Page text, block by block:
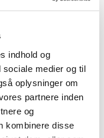
indhold og
medier og til
oplysninger om
partnere inden
og
kombinere disse
lide...